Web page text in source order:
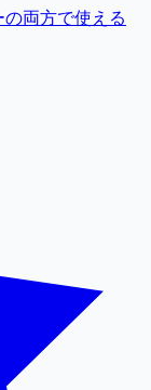
両方で使える